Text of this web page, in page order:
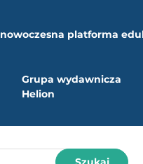
nowoczesna platforma
Grupa wydawnicza
Helion